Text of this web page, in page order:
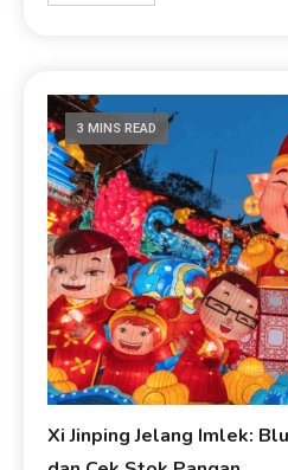
3 MINS READ
Xi Jinping Jelang Imlek: